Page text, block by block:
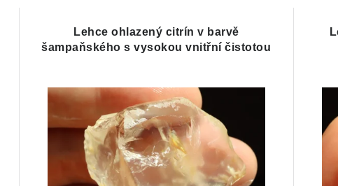
Lehce ohlazený citrín v barvě
šampaňského s vysokou vnitřní čistotou